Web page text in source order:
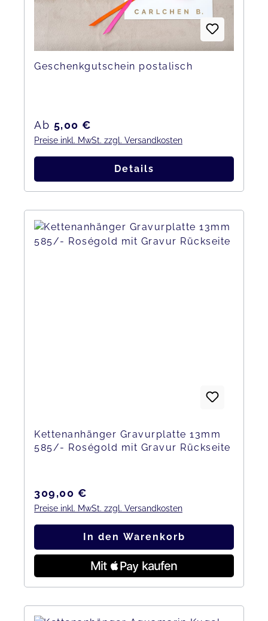
Geschenkgutschein postalisch
Regulärer Preis:
Ab 5,00 €
Preise inkl. MwSt. zzgl. Versandkosten
Details
Kettenanhänger Gravurplatte 13mm
585/- Roségold mit Gravur Rückseite
Regulärer Preis:
309,00 €
Preise inkl. MwSt. zzgl. Versandkosten
In den Warenkorb